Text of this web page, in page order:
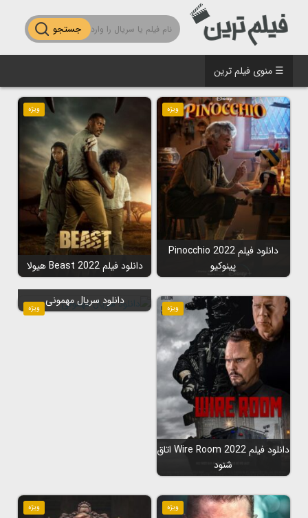
جستجو
☰ منوی فیلم ترین
ویژه
دانلود فیلم Pinocchio 2022
پینوکیو
ویژه
دانلود فیلم Beast 2022 هیولا
ویژه
دانلود فیلم Wire Room 2022 اتاق
شنود
ویژه
دانلود سریال مهمونی
ویژه ویژه